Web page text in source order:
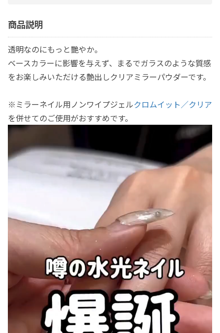
商品説明
透明なのにもっと艷やか。
ベースカラーに影響を与えず、まるでガラスのような質感
をお楽しみいただける艶出しクリアミラーパウダーです。
※ミラーネイル用ノンワイプジェルクロムイット／クリア
を併せてのご使用がおすすめです。